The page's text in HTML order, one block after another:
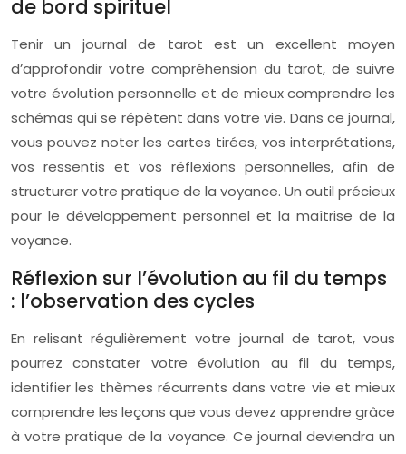
de bord spirituel
Tenir un journal de tarot est un excellent moyen
d’approfondir votre compréhension du tarot, de suivre
votre évolution personnelle et de mieux comprendre les
schémas qui se répètent dans votre vie. Dans ce journal,
vous pouvez noter les cartes tirées, vos interprétations,
vos ressentis et vos réflexions personnelles, afin de
structurer votre pratique de la voyance. Un outil précieux
pour le développement personnel et la maîtrise de la
voyance.
Réflexion sur l’évolution au fil du temps
: l’observation des cycles
En relisant régulièrement votre journal de tarot, vous
pourrez constater votre évolution au fil du temps,
identifier les thèmes récurrents dans votre vie et mieux
comprendre les leçons que vous devez apprendre grâce
à votre pratique de la voyance. Ce journal deviendra un